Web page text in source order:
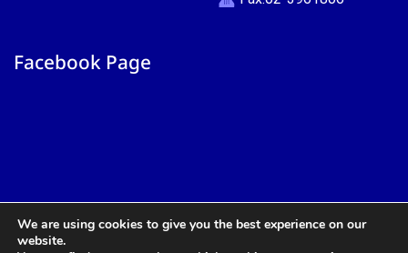
Facebook Page
We are using cookies to give you the best experience on our
website.